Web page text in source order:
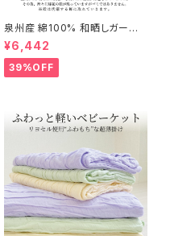
泉州産 綿100% 和晒しガーゼ
脱脂綿敷パッド 120×205cm
¥6,442
39%OFF